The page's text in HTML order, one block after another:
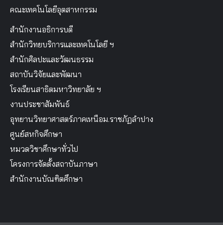
คณะเทคโนโลยีอุตสาหกรรม
สำนักงานอธิการบดี
สำนักวิทยบริการและเทคโนโลยี ฯ
สำนักศิลปะและวัฒนธรรม
สถาบันวิจัยและพัฒนา
โรงเรียนสาธิตมหาวิทยาลัย ฯ
งานประชาสัมพันธ์
อุทยานวิทยาศาสตร์ภาคเหนือม.ราชภัฏลำปาง
ศูนย์สหกิจศึกษา
หมวดวิชาศึกษาทั่วไป
โครงการจัดตั้งสถาบันภาษา
สำนักงานบัณฑิตศึกษา